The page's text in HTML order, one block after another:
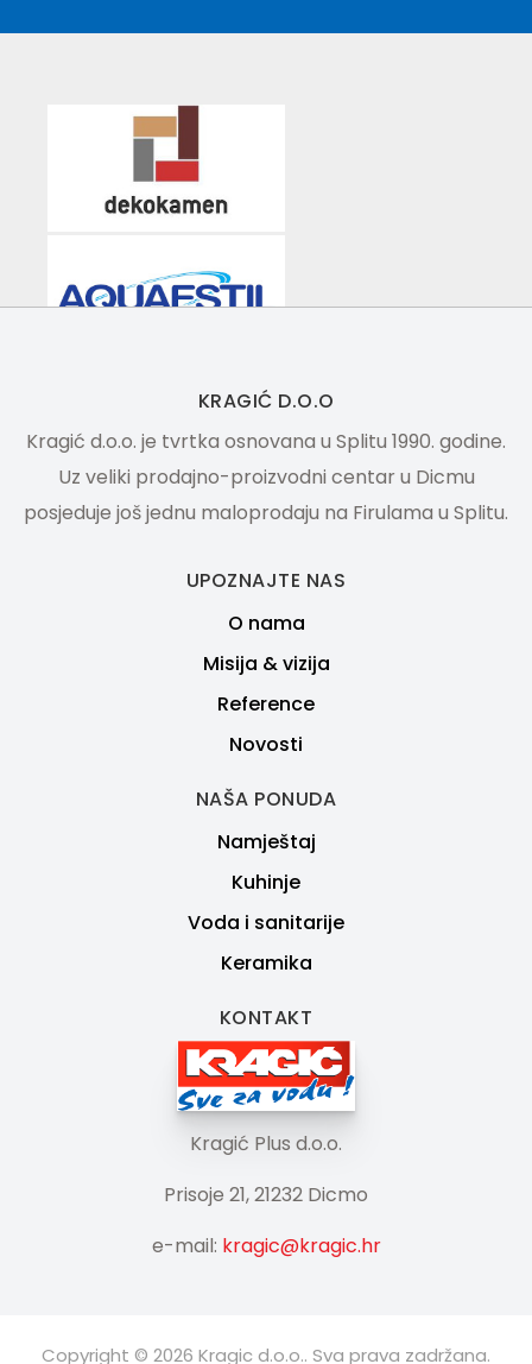
KRAGIĆ D.O.O
Kragić d.o.o. je tvrtka osnovana u Splitu 1990. godine.
Uz veliki prodajno-proizvodni centar u Dicmu
posjeduje još jednu maloprodaju na Firulama u Splitu.
UPOZNAJTE NAS
O nama
Misija & vizija
Reference
Novosti
NAŠA PONUDA
Namještaj
Kuhinje
Voda i sanitarije
Keramika
KONTAKT
Kragić Plus d.o.o.
Prisoje 21, 21232 Dicmo
e-mail: kragic@kragic.hr
Copyright © 2026 Kragic d.o.o.. Sva prava zadržana.